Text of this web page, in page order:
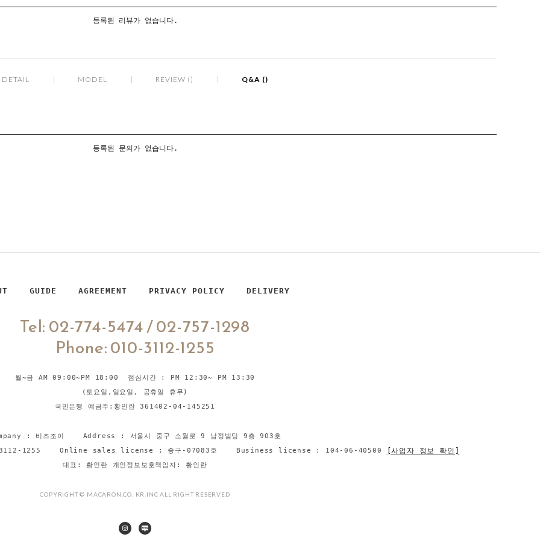
등록된 리뷰가 없습니다.
DETAIL MODEL REVIEW () Q&A ()
등록된 문의가 없습니다.
GUIDE AGREEMENT PRIVACY POLICY DELIVERY
Tel: 02-774-5474 / 02-757-1298
Phone: 010-3112-1255
월~금 AM 09:00~PM 18:00 점심시간 : PM 12:30~ PM 13:30
(토요일,일요일, 공휴일 휴무)
국민은행 예금주:황인란 361402-04-145251
: 비즈조이 Address : 서울시 중구 소월로 9 남정빌딩 9층 903호
1255 Online sales license : 중구-07083호 Business license : 104-06-40500
[사업자 정보 확인]
대표: 황인란 개인정보보호책임자: 황인란
COPYRIGHT © MACARON.CO. KR.INC ALL RIGHT RESERVED